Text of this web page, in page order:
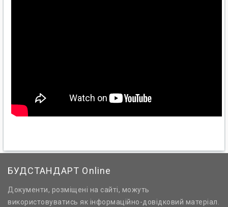
БУДСТАНДАРТ Online
Документи, розміщені на сайті, можуть
використовуватись як інформаційно-довідковий матеріал.